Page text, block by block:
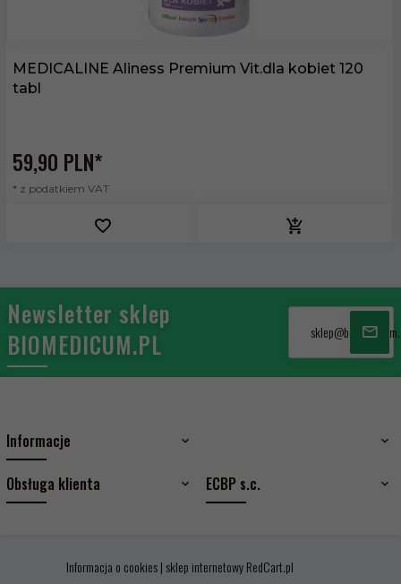
MEDICALINE Aliness Premium Vit.dla kobiet 120
tabl
59,90 PLN*
* z podatkiem VAT
Newsletter sklep
BIOMEDICUM.PL
Informacje
Obsługa klienta
ECBP s.c.
Informacja o cookies| sklep internetowyRedCart.pl